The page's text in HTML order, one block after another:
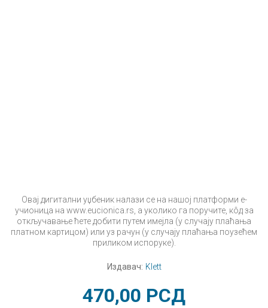
Овај дигитални уџбеник налази се на нашој платформи е-
учионица на www.eucionica.rs, а уколико га поручите, кôд за
откључавање ћете добити путем имејла (у случају плаћања
платном картицом) или уз рачун (у случају плаћања поузећем
приликом испоруке).
Издавач: Klett
470,00 РСД